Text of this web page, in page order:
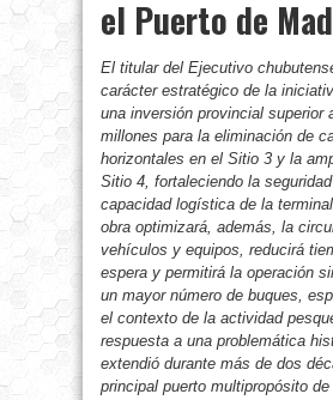
el Puerto de
El titular del Ejecutivo
carácter estratégico de la
una inversión provincial superior
millones para la eliminación de
horizontales en el Sitio 3 y la
Sitio 4, fortaleciendo la
capacidad logística de la
obra optimizará, además, la
vehículos y equipos, reducirá
espera y permitirá la operación
un mayor número de buques,
el contexto de la actividad
respuesta a una problemática
extendió durante más de dos
principal puerto multipropósito de